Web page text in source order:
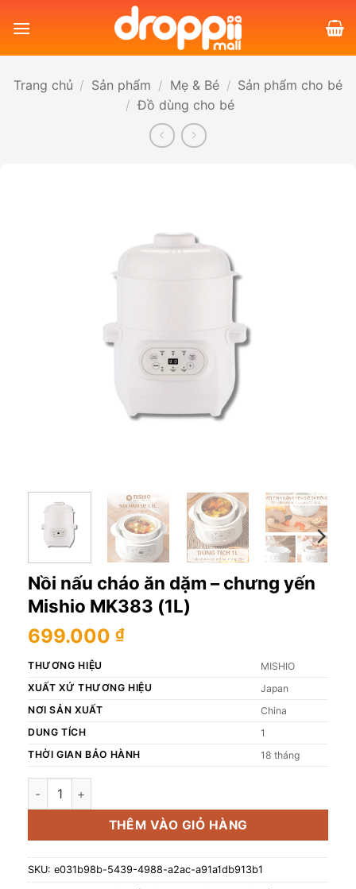
qua
Trang chủ / Sản phẩm / Mẹ & Bé / Sản phẩm cho bé
/ Đồ dùng cho bé
Nồi nấu cháo ăn dặm – chưng yến
Mishio MK383 (1L)
699.000 ₫
THƯƠNG HIỆU
MISHIO
XUẤT XỨ THƯƠNG HIỆU
Japan
NƠI SẢN XUẤT
China
DUNG TÍCH
1
THỜI GIAN BẢO HÀNH
18 tháng
Nồi nấu cháo ăn dặm - chưng yến Mishio MK383 (1L) số
THÊM VÀO GIỎ HÀNG
SKU: e031b98b-5439-4988-a2ac-a91a1db913b1